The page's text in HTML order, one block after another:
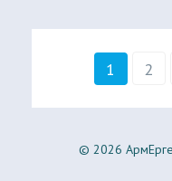
1 2
© 2026